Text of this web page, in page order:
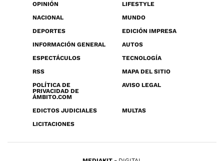
OPINIÓN
LIFESTYLE
NACIONAL
MUNDO
DEPORTES
EDICIÓN IMPRESA
INFORMACIÓN GENERAL
AUTOS
ESPECTÁCULOS
TECNOLOGÍA
RSS
MAPA DEL SITIO
POLÍTICA DE
PRIVACIDAD DE
ÁMBITO.COM
AVISO LEGAL
EDICTOS JUDICIALES
MULTAS
LICITACIONES